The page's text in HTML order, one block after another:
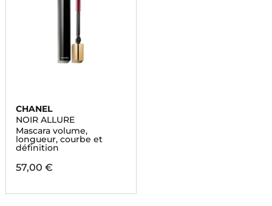
CHANEL
NOIR ALLURE
Mascara volume,
longueur, courbe et
définition
57,00 €